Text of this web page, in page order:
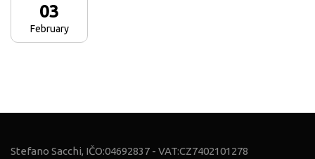
03
February
Stefano Sacchi, IČO:04692837 - VAT:CZ7402101278